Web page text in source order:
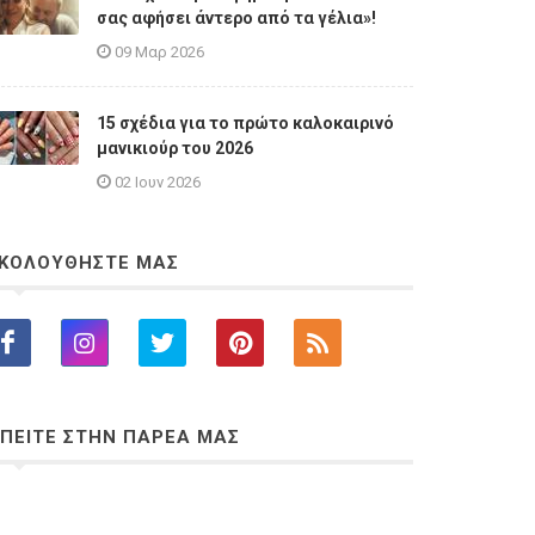
σας αφήσει άντερο από τα γέλια»!
09 Μαρ 2026
15 σχέδια για το πρώτο καλοκαιρινό
μανικιούρ του 2026
02 Ιουν 2026
ΜΑΣ
ΣΤΗΝ ΠΑΡΕΑ ΜΑΣ